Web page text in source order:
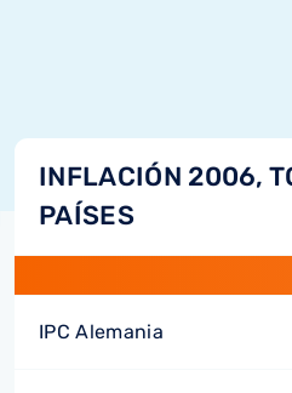
INFLACIÓN 2006,
PAÍSES
IPC Alemania